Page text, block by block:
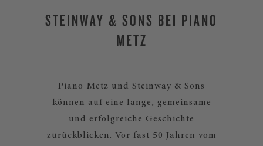
STEINWAY & SONS BEI PIANO
METZ
Piano Metz und Steinway & Sons
können auf eine lange, gemeinsame
und erfolgreiche Geschichte
zurückblicken. Vor fast 50 Jahren vom